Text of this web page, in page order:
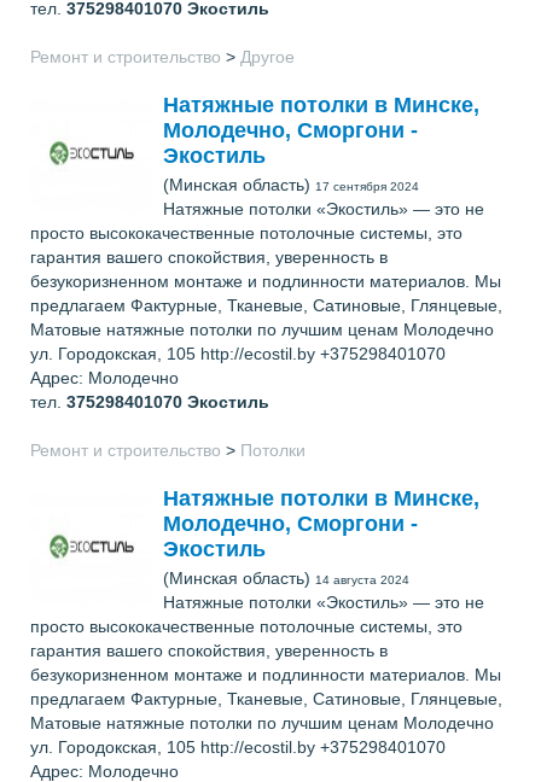
тел. 375298401070 Экостиль
Ремонт и строительство > Другое
Натяжные потолки в Минске,
Молодечно, Сморгони -
Экостиль
(Минская область) 17 сентября 2024
Натяжные потолки «Экостиль» — это не
просто высококачественные потолочные системы, это
гарантия вашего спокойствия, уверенность в
безукоризненном монтаже и подлинности материалов. Мы
предлагаем Фактурные, Тканевые, Сатиновые, Глянцевые,
Матовые натяжные потолки по лучшим ценам Молодечно
ул. Городокская, 105 http://ecostil.by +375298401070
Адрес: Молодечно
тел. 375298401070 Экостиль
Ремонт и строительство > Потолки
Натяжные потолки в Минске,
Молодечно, Сморгони -
Экостиль
(Минская область) 14 августа 2024
Натяжные потолки «Экостиль» — это не
просто высококачественные потолочные системы, это
гарантия вашего спокойствия, уверенность в
безукоризненном монтаже и подлинности материалов. Мы
предлагаем Фактурные, Тканевые, Сатиновые, Глянцевые,
Матовые натяжные потолки по лучшим ценам Молодечно
ул. Городокская, 105 http://ecostil.by +375298401070
Адрес: Молодечно